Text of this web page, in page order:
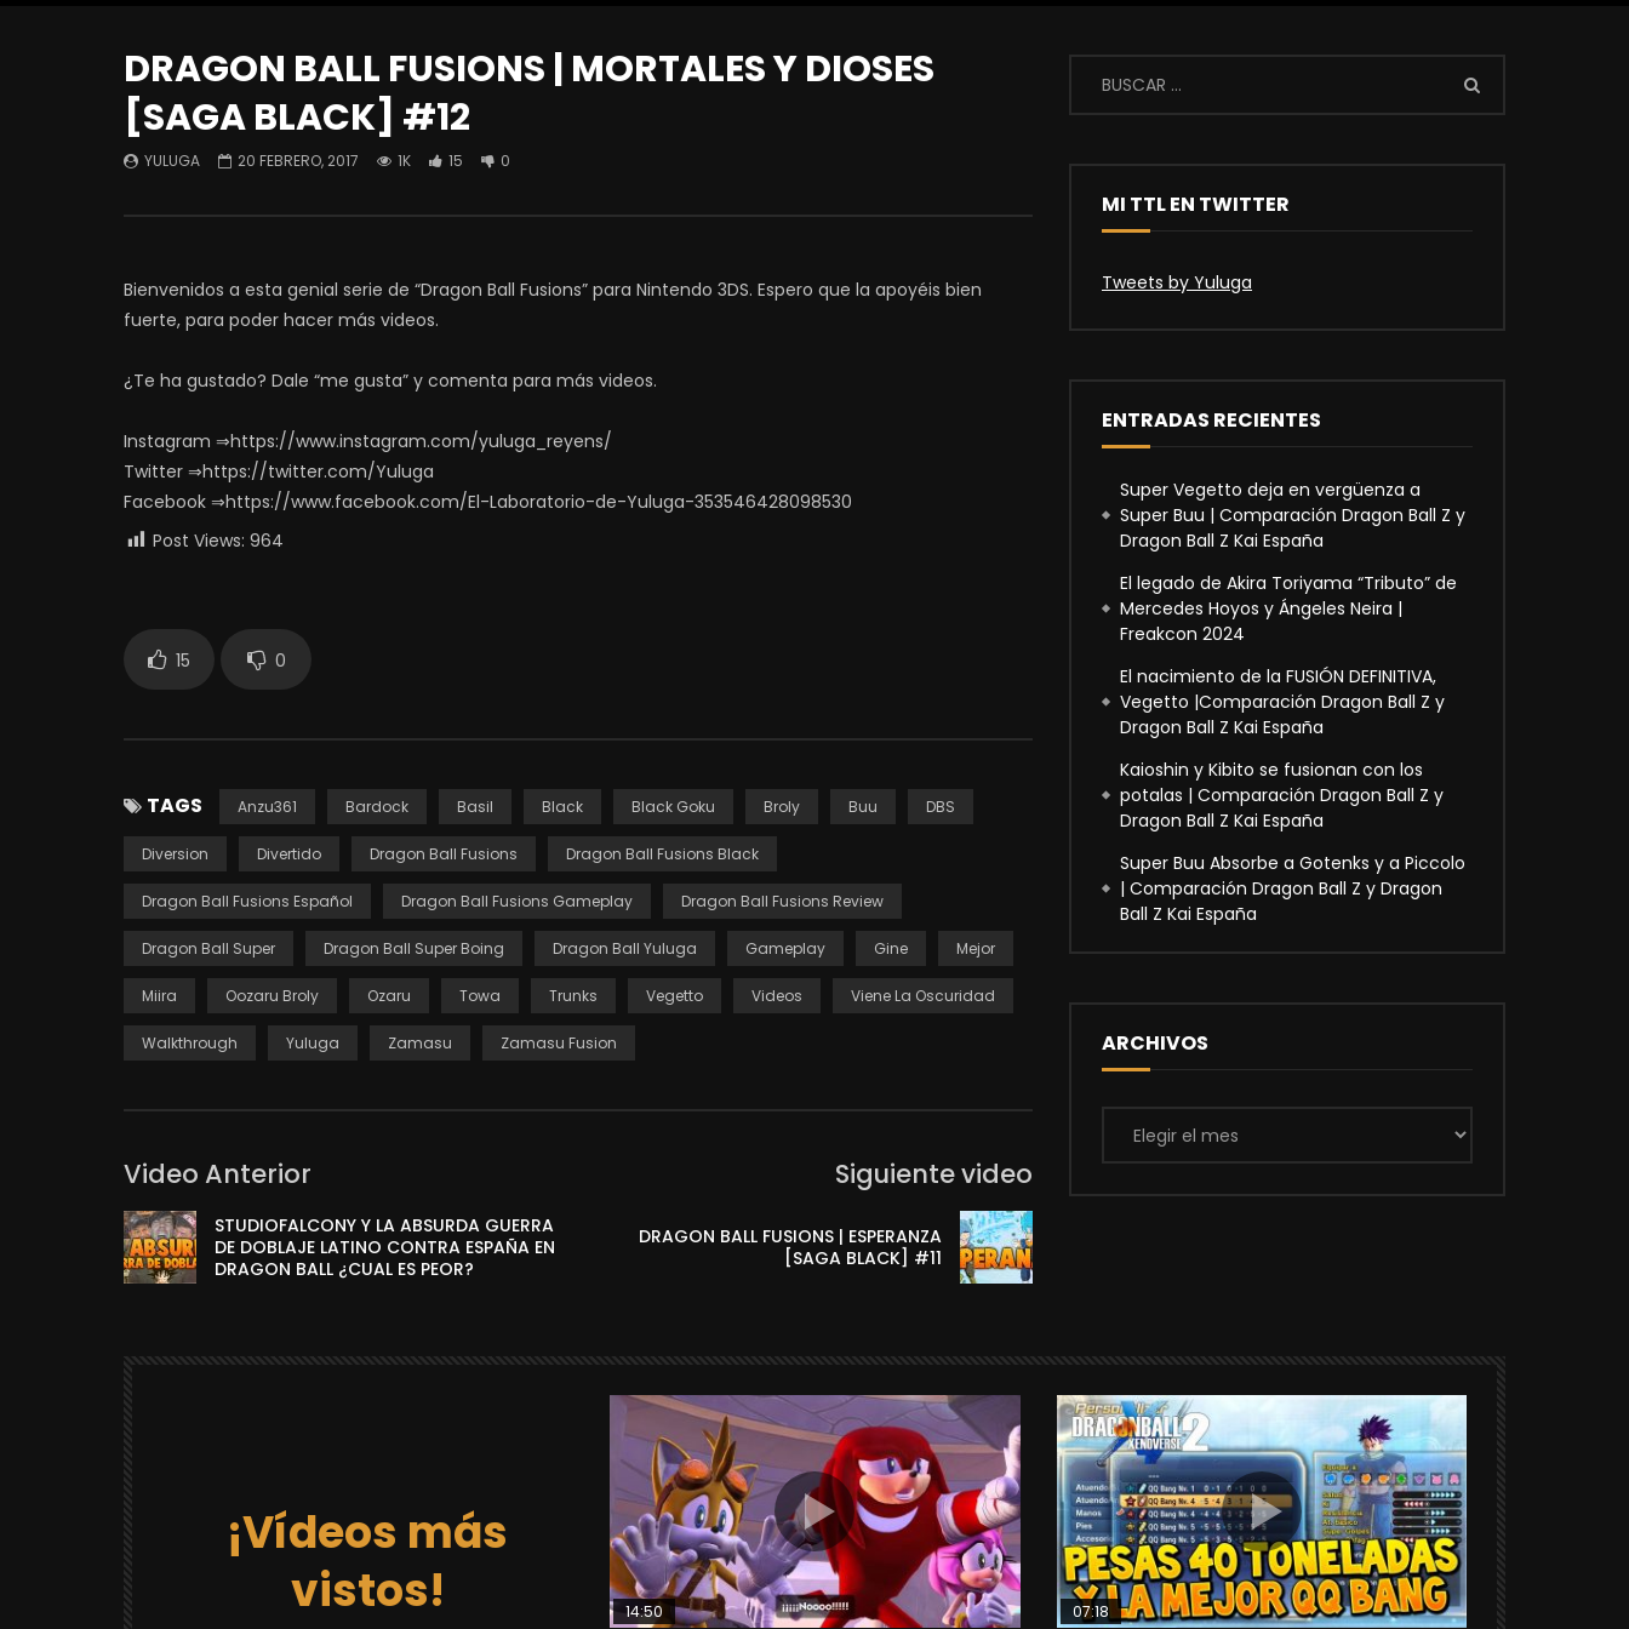
DRAGON BALL FUSIONS | MORTALES Y DIOSES
[SAGA BLACK] #12
YULUGA 20 FEBRERO, 2017 1K 15 0
Bienvenidos a esta genial serie de “Dragon Ball Fusions” para Nintendo 3DS. Espero que la apoyéis bien
fuerte, para poder hacer más videos.
¿Te ha gustado? Dale “me gusta” y comenta para más videos.
Instagram ⇒https://www.instagram.com/yuluga_reyens/
Twitter ⇒https://twitter.com/Yuluga
Facebook ⇒https://www.facebook.com/El-Laboratorio-de-Yuluga-353546428098530
Post Views: 964
15 0
TAGS Anzu361 Bardock Basil Black Black Goku Broly Buu DBS
Diversion Divertido Dragon Ball Fusions Dragon Ball Fusions Black
Dragon Ball Fusions Español Dragon Ball Fusions Gameplay Dragon Ball Fusions Review
Dragon Ball Super Dragon Ball Super Boing Dragon Ball Yuluga Gameplay Gine Mejor
Miira Oozaru Broly Ozaru Towa Trunks Vegetto Videos Viene La Oscuridad
Walkthrough Yuluga Zamasu Zamasu Fusion
Video Anterior
STUDIOFALCONY Y LA ABSURDA GUERRA
DE DOBLAJE LATINO CONTRA ESPAÑA EN
DRAGON BALL ¿CUAL ES PEOR?
Siguiente video
DRAGON BALL FUSIONS | ESPERANZA
[SAGA BLACK] #11
MI TTL EN TWITTER
Tweets by Yuluga
ENTRADAS RECIENTES
Super Vegetto deja en vergüenza a
Super Buu | Comparación Dragon Ball Z y
Dragon Ball Z Kai España
El legado de Akira Toriyama “Tributo” de
Mercedes Hoyos y Ángeles Neira |
Freakcon 2024
El nacimiento de la FUSIÓN DEFINITIVA,
Vegetto |Comparación Dragon Ball Z y
Dragon Ball Z Kai España
Kaioshin y Kibito se fusionan con los
potalas | Comparación Dragon Ball Z y
Dragon Ball Z Kai España
Super Buu Absorbe a Gotenks y a Piccolo
| Comparación Dragon Ball Z y Dragon
Ball Z Kai España
ARCHIVOS
Archivos
¡Vídeos más
vistos!
14:50 07:18